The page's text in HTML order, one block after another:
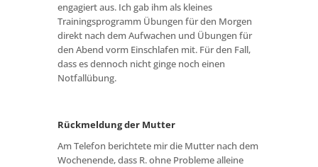
engagiert aus. Ich gab ihm als kleines
Trainingsprogramm Übungen für den Morgen
direkt nach dem Aufwachen und Übungen für
den Abend vorm Einschlafen mit. Für den Fall,
dass es dennoch nicht ginge noch einen
Notfallübung.
Rückmeldung der Mutter
Am Telefon berichtete mir die Mutter nach dem
Wochenende, dass R. ohne Probleme alleine